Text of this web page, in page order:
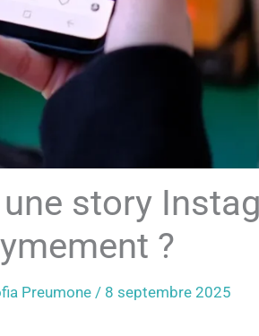
story
?
Preumone / 8 septembre 2025